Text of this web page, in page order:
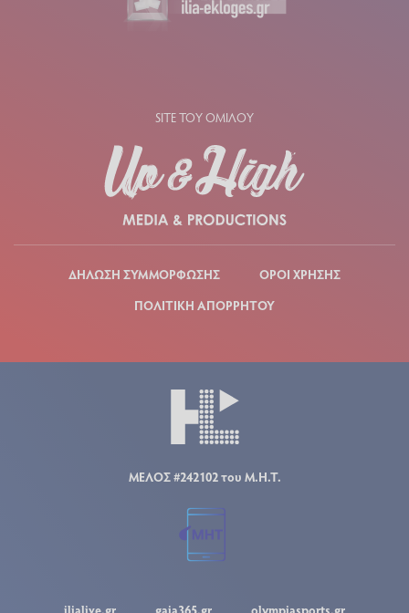
SITE ΤΟΥ ΟΜΙΛΟΥ
ΔΗΛΩΣΗ ΣΥΜΜΟΡΦΩΣΗΣ
ΟΡΟΙ ΧΡΗΣΗΣ
ΠΟΛΙΤΙΚΗ ΑΠΟΡΡΗΤΟΥ
ΜΕΛΟΣ #242102 του Μ.Η.Τ.